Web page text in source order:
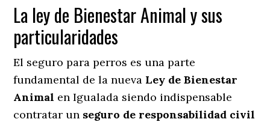
La ley de Bienestar Animal y sus
particularidades
El seguro para perros es una parte
fundamental de la nueva Ley de Bienestar
Animal en Igualada siendo indispensable
contratar un seguro de responsabilidad civil